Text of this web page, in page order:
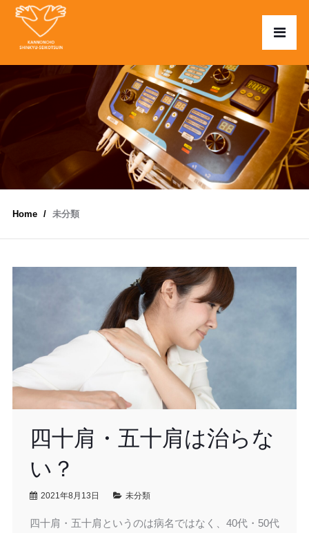
Home 未分類
四十肩・五十肩は治らな
い？
2021年8月13日 未分類
四十肩・五十肩というのは病名ではなく、40代・50代